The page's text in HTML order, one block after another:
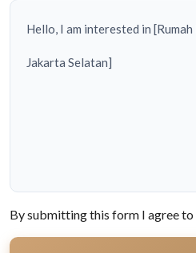
By submitting this form I agree to